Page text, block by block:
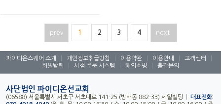
prev 1 2 3 4 next
파이디온스퀘어 소개 개인정보취급방침 이용약관 이용안내 고객센터
회원탈퇴
서점 주문 시스템 해외쇼핑 출간문의
사단법인 파이디온선교회
(06588) 서울특별시 서초구 서초대로 141-25 (방배동 882-33) 세일빌딩
대표전화: